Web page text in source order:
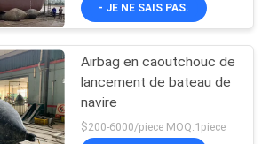
- JE NE SAIS PAS.
Airbag en caoutchouc de
lancement de bateau de
navire
$200-6000/piece MOQ:1piece